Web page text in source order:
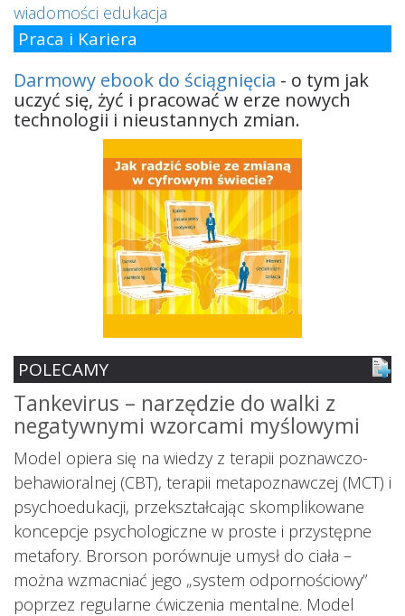
wiadomości edukacja
Praca i Kariera
Darmowy ebook do ściągnięcia - o tym jak
uczyć się, żyć i pracować w erze nowych
technologii i nieustannych zmian.
POLECAMY
Tankevirus – narzędzie do walki z
negatywnymi wzorcami myślowymi
Model opiera się na wiedzy z terapii poznawczo-
behawioralnej (CBT), terapii metapoznawczej (MCT) i
psychoedukacji, przekształcając skomplikowane
koncepcje psychologiczne w proste i przystępne
metafory. Brorson porównuje umysł do ciała –
można wzmacniać jego „system odpornościowy”
poprzez regularne ćwiczenia mentalne. Model